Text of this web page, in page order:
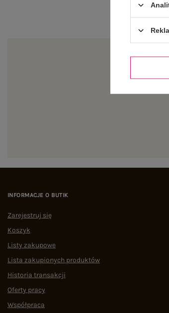
INFORMACJE O BUTIK
Zarejestruj się
Koszyk
Listy zakupowe
Lista zakupionych produktów
Historia transakcji
Oferty pracy
Współpraca